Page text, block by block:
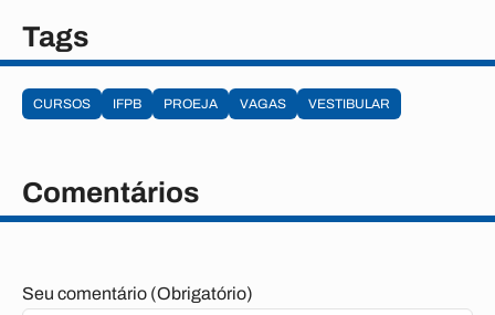
Tags
CURSOS IFPB PROEJA VAGAS VESTIBULAR
Comentários
Seu comentário (Obrigatório)